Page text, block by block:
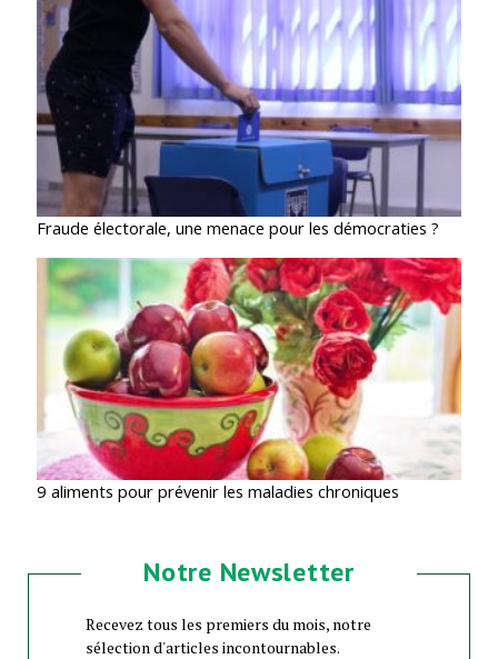
Fraude électorale, une menace pour les démocraties ?
9 aliments pour prévenir les maladies chroniques
Notre Newsletter
Recevez tous les premiers du mois, notre
sélection d'articles incontournables.